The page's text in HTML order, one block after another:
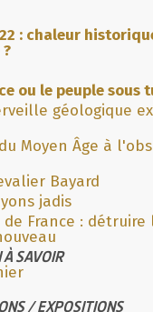
: chaleur
ou le peuple sous
géologique
Moyen Âge à
Bayard
jadis
France : détruire
À SAVOIR
/ EXPOSITIONS